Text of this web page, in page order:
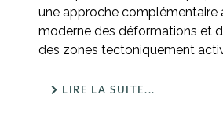
une approche complémentaire
moderne des déformations et
des zones tectoniquement
LIRE LA SUITE...